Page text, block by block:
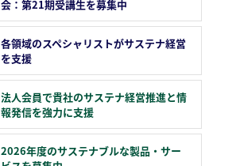
会：第21期受講生を募集中
各領域のスペシャリストがサステナ経営
を支援
法人会員で貴社のサステナ経営推進と情
報発信を強力に支援
2026年度のサステナブルな製品・サー